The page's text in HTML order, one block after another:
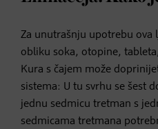
Za unutrašnju upotrebu ova
obliku soka, otopine,
Kura s čajem može
sistema: U tu svrhu se šest
jednu sedmicu tretman s
sedmicama tretmana